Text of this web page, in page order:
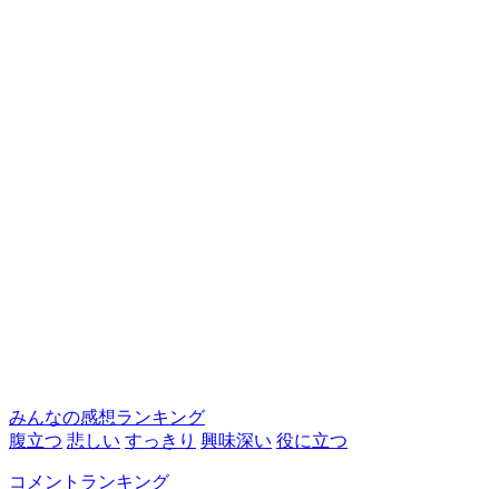
みんなの感想ランキング
腹立つ 悲しい すっきり 興味深い 役に立つ
コメントランキング